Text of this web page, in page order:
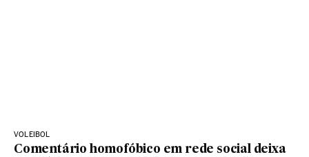
VOLEIBOL
Comentário homofóbico em rede social deixa